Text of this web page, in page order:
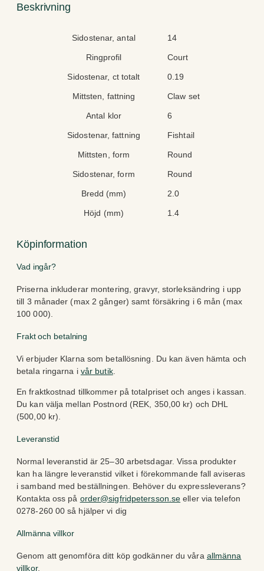
Beskrivning
Sidostenar, antal 14
Ringprofil Court
Sidostenar, ct totalt 0.19
Mittsten, fattning Claw set
Antal klor 6
Sidostenar, fattning Fishtail
Mittsten, form Round
Sidostenar, form Round
Bredd (mm) 2.0
Höjd (mm) 1.4
Köpinformation
Vad ingår?
Priserna inkluderar montering, gravyr, storleksändring i upp
till 3 månader (max 2 gånger) samt försäkring i 6 mån (max
100 000).
Frakt och betalning
Vi erbjuder Klarna som betallösning. Du kan även hämta och
betala ringarna i vår butik.
En fraktkostnad tillkommer på totalpriset och anges i kassan.
Du kan välja mellan Postnord (REK, 350,00 kr) och DHL
(500,00 kr).
Leveranstid
Normal leveranstid är 25–30 arbetsdagar. Vissa produkter
kan ha längre leveranstid vilket i förekommande fall aviseras
i samband med beställningen. Behöver du expressleverans?
Kontakta oss på order@sigfridpetersson.se eller via telefon
0278-260 00 så hjälper vi dig
Allmänna villkor
Genom att genomföra ditt köp godkänner du våra allmänna
villkor.